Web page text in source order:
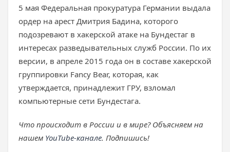
5 мая Федеральная прокуратура Германии выдала
ордер на арест Дмитрия Бадина, которого
подозревают в хакерской атаке на Бундестаг в
интересах разведывательных служб России. По их
версии, в апреле 2015 года он в составе хакерской
группировки Fancy Bear, которая, как
утверждается, принадлежит ГРУ, взломал
компьютерные сети Бундестага.
Что происходит в России и в мире? Объясняем на
нашем YouTube-канале. Подпишись!